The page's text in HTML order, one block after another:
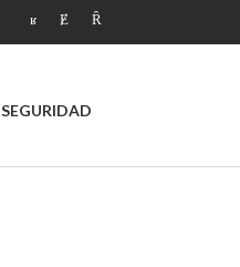
SEGURIDAD